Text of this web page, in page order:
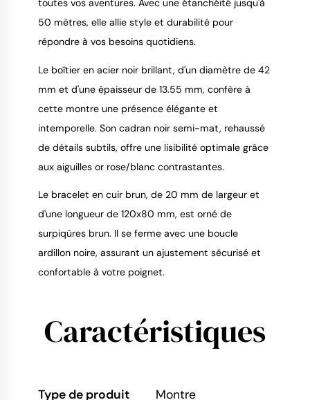
toutes vos aventures. Avec une étanchéité jusqu'à
50 mètres, elle allie style et durabilité pour
répondre à vos besoins quotidiens.
Le boîtier en acier noir brillant, d'un diamètre de 42
mm et d'une épaisseur de 13.55 mm, confère à
cette montre une présence élégante et
intemporelle. Son cadran noir semi-mat, rehaussé
de détails subtils, offre une lisibilité optimale grâce
aux aiguilles or rose/blanc contrastantes.
Le bracelet en cuir brun, de 20 mm de largeur et
d'une longueur de 120x80 mm, est orné de
surpiqûres brun. Il se ferme avec une boucle
ardillon noire, assurant un ajustement sécurisé et
confortable à votre poignet.
Caractéristiques
Type de produit Montre